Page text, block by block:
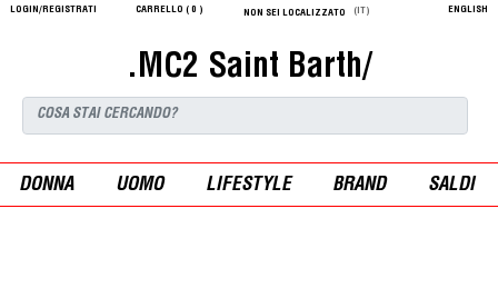
LOGIN/REGISTRATI CARRELLO ( 0 ) NON SEI LOCALIZZATO (IT) ENGLISH
.MC2 Saint Barth/
DONNA UOMO LIFESTYLE BRAND SALDI